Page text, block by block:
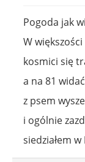
Pogoda jak
W
kosmici się
a na 81
z psem
i ogólnie
siedziałem w